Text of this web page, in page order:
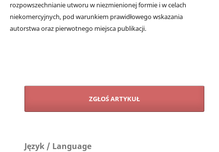
rozpowszechnianie utworu w niezmienionej formie i w celach
niekomercyjnych, pod warunkiem prawidłowego wskazania
autorstwa oraz pierwotnego miejsca publikacji.
ZGŁOŚ ARTYKUŁ
Język / Language